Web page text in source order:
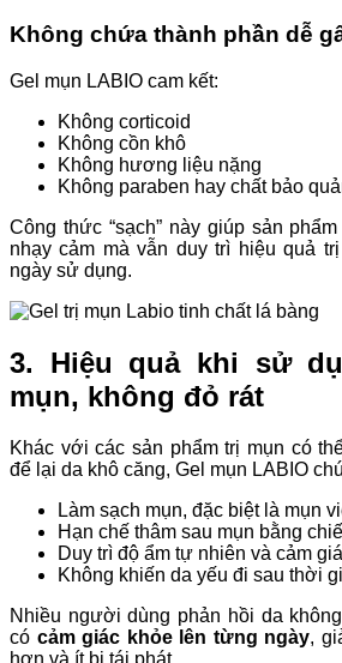
Không chứa thành phần dễ
Gel mụn LABIO cam kết:
Không corticoid
Không cồn khô
Không hương liệu nặng
Không paraben hay chất bảo
Công thức “sạch” này giúp sản
nhạy cảm mà vẫn duy trì hiệu quả
ngày sử dụng.
3. Hiệu quả khi sử
mụn, không đỏ rát
Khác với các sản phẩm trị mụn có
để lại da khô căng, Gel mụn LABIO
Làm sạch mụn, đặc biệt là mụn
Hạn chế thâm sau mụn bằng
Duy trì độ ẩm tự nhiên và cảm
Không khiến da yếu đi sau thời
Nhiều người dùng phản hồi da
có cảm giác khỏe lên từng ngày,
hơn và ít bị tái phát.